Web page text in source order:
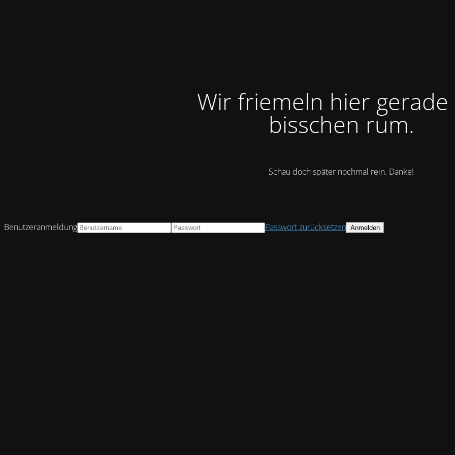
Wir friemeln hier gerade
bisschen rum.
Schau doch später nochmal rein. Danke!
Benutzeranmeldung Passwort zurücksetzen